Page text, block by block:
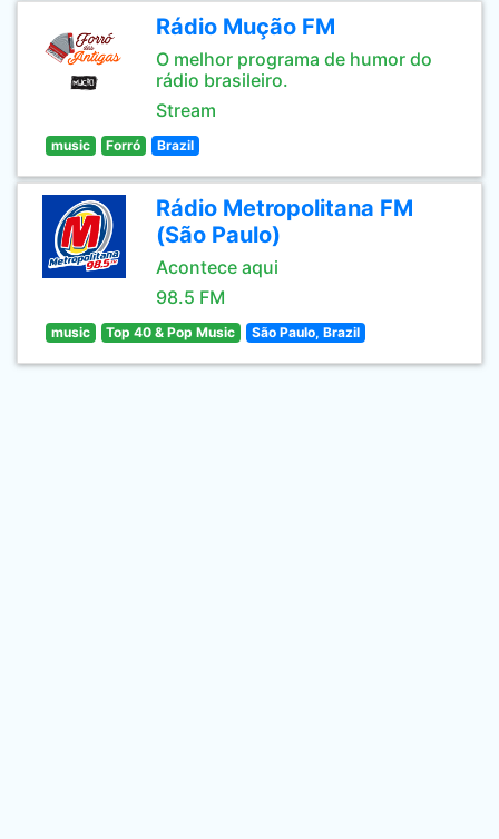
Rádio Mução FM
O melhor programa de humor do
rádio brasileiro.
Stream
music Forró Brazil
Rádio Metropolitana FM
(São Paulo)
Acontece aqui
98.5 FM
music Top 40 & Pop Music São Paulo, Brazil